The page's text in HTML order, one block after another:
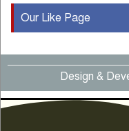
৫
৬
Our Like Page
Design &